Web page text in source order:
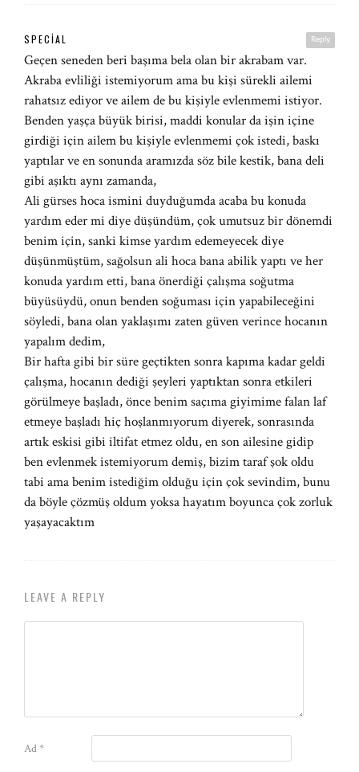
Reply
SPECIAL
Geçen seneden beri başıma bela olan bir akrabam var.
Akraba evliliği istemiyorum ama bu kişi sürekli ailemi
rahatsız ediyor ve ailem de bu kişiyle evlenmemi istiyor.
Benden yaşça büyük birisi, maddi konular da işin içine
girdiği için ailem bu kişiyle evlenmemi çok istedi, baskı
yaptılar ve en sonunda aramızda söz bile kestik, bana deli
gibi aşıktı aynı zamanda,
Ali gürses hoca ismini duyduğumda acaba bu konuda
yardım eder mi diye düşündüm, çok umutsuz bir dönemdi
benim için, sanki kimse yardım edemeyecek diye
düşünmüştüm, sağolsun ali hoca bana abilik yaptı ve her
konuda yardım etti, bana önerdiği çalışma soğutma
büyüsüydü, onun benden soğuması için yapabileceğini
söyledi, bana olan yaklaşımı zaten güven verince hocanın
yapalım dedim,
Bir hafta gibi bir süre geçtikten sonra kapıma kadar geldi
çalışma, hocanın dediği şeyleri yaptıktan sonra etkileri
görülmeye başladı, önce benim saçıma giyimime falan laf
etmeye başladı hiç hoşlanmıyorum diyerek, sonrasında
artık eskisi gibi iltifat etmez oldu, en son ailesine gidip
ben evlenmek istemiyorum demiş, bizim taraf şok oldu
tabi ama benim istediğim olduğu için çok sevindim, bunu
da böyle çözmüş oldum yoksa hayatım boyunca çok zorluk
yaşayacaktım
LEAVE A REPLY
Ad*